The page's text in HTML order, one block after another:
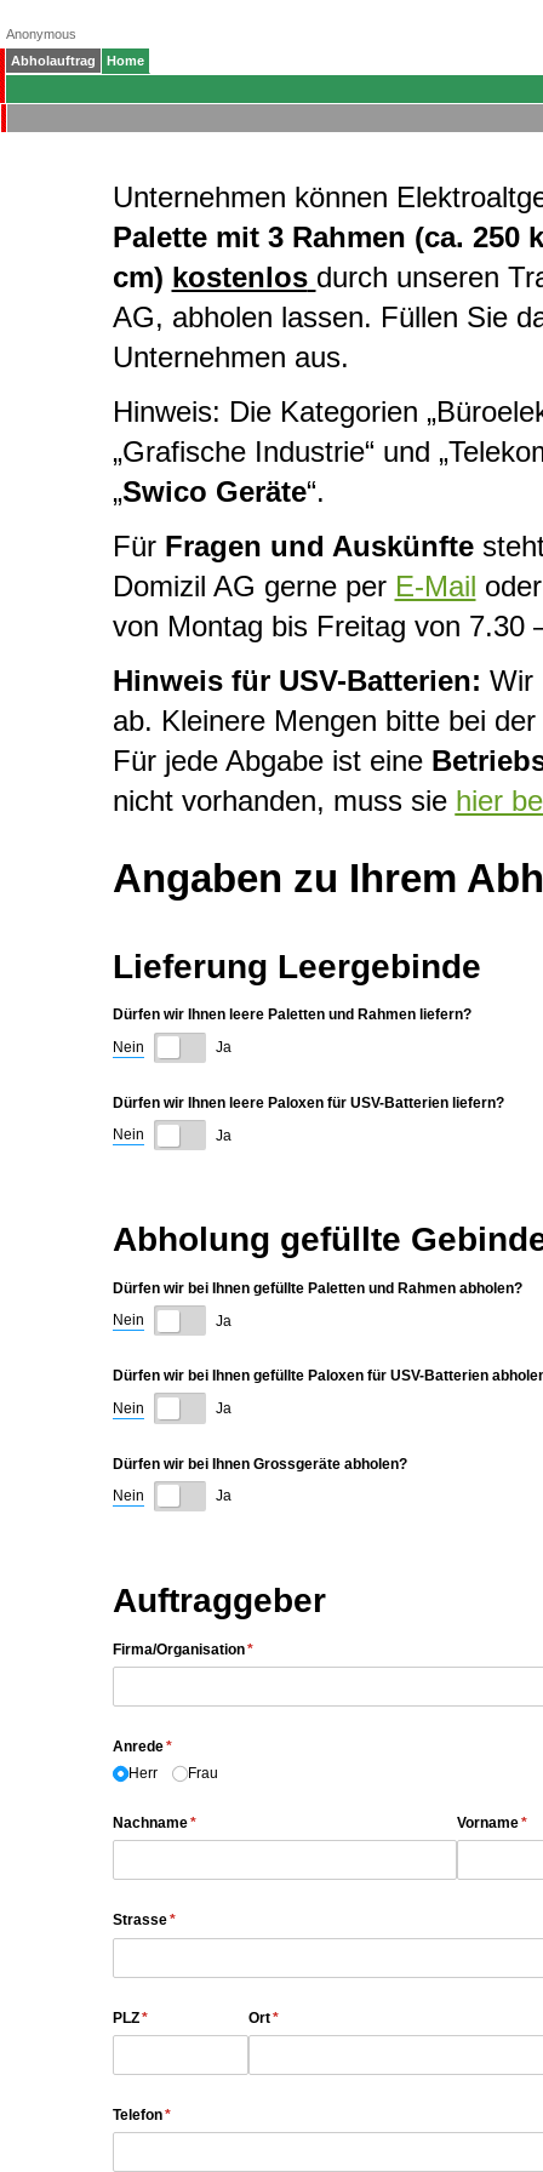
Anonymous
Abholauftrag
Home
Unternehmen können
Palette mit 3 Rahmen (ca. 250
cm) kostenlos durch unseren
AG, abholen lassen. Füllen Sie
Unternehmen aus.
Hinweis: Die Kategorien
„Grafische Industrie“ und
„Swico Geräte“.
Für Fragen und Auskünfte
Domizil AG gerne per E-Mail
von Montag bis Freitag von 7.30
Hinweis für USV-Batterien: Wir
ab. Kleinere Mengen bitte bei
Für jede Abgabe ist eine
nicht vorhanden, muss sie hier
Angaben zu Ihrem
Lieferung Leergebinde
Dürfen wir Ihnen leere Paletten und Rahmen liefern?
Nein
Ja
Dürfen wir Ihnen leere Paloxen für USV-Batterien liefern?
Nein
Ja
Abholung gefüllte
Dürfen wir bei Ihnen gefüllte Paletten und Rahmen abholen?
Nein
Ja
Dürfen wir bei Ihnen gefüllte Paloxen für USV-Batterien
Nein
Ja
Dürfen wir bei Ihnen Grossgeräte abholen?
Nein
Ja
Auftraggeber
Firma/​Organisation*
(erforderlich)
Anrede*
(erforderlich)
Herr
Frau
Nachname*
(erforderlich) Vorname*
Strasse*
(erforderlich)
PLZ*
(erforderlich) Ort*
(erforderlich)
Telefon*
(erforderlich)